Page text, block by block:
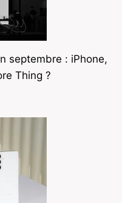
septembre : iPhone,
Thing ?